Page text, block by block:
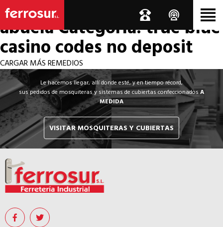
Los por si acaso de la
abuelaCategoría: true blue
casino codes no deposit
CARGAR MÁS REMEDIOS
Le hacemos llegar, allí donde esté, y en tiempo récord,
sus pedidos de mosquiteras y sistemas de cubiertas confeccionadosA
MEDIDA
VISITAR MOSQUITERAS Y CUBIERTAS